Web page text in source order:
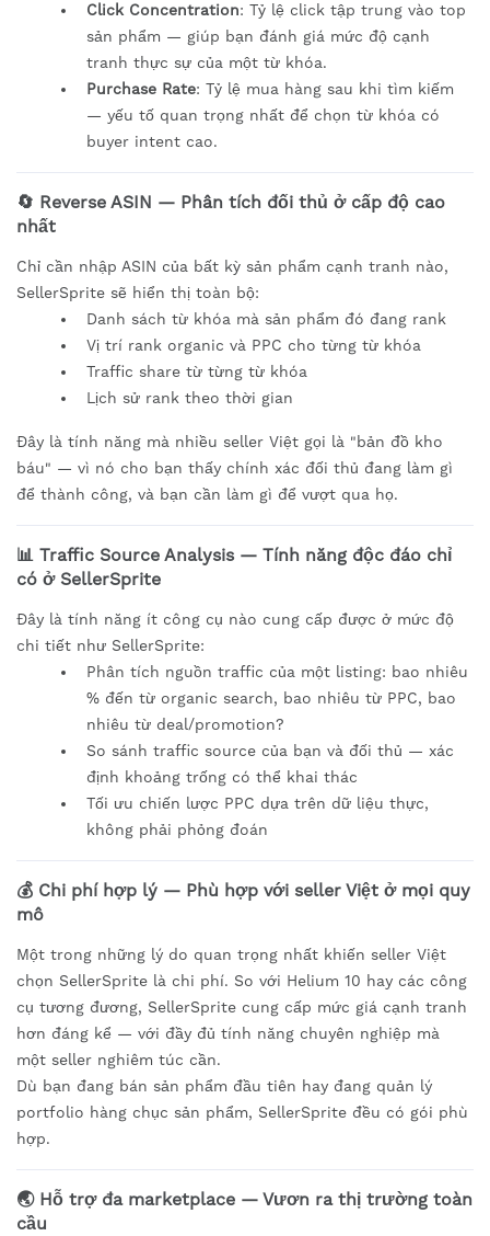
Click Concentration: Tỷ lệ click tập trung vào top
sản phẩm — giúp bạn đánh giá mức độ cạnh
tranh thực sự của một từ khóa.
Purchase Rate: Tỷ lệ mua hàng sau khi tìm kiếm
— yếu tố quan trọng nhất để chọn từ khóa có
buyer intent cao.
🔄 Reverse ASIN — Phân tích đối thủ ở cấp độ cao
nhất
Chỉ cần nhập ASIN của bất kỳ sản phẩm cạnh tranh nào,
SellerSprite sẽ hiển thị toàn bộ:
Danh sách từ khóa mà sản phẩm đó đang rank
Vị trí rank organic và PPC cho từng từ khóa
Traffic share từ từng từ khóa
Lịch sử rank theo thời gian
Đây là tính năng mà nhiều seller Việt gọi là "bản đồ kho
báu" — vì nó cho bạn thấy chính xác đối thủ đang làm gì
để thành công, và bạn cần làm gì để vượt qua họ.
📊 Traffic Source Analysis — Tính năng độc đáo chỉ
có ở SellerSprite
Đây là tính năng ít công cụ nào cung cấp được ở mức độ
chi tiết như SellerSprite:
Phân tích nguồn traffic của một listing: bao nhiêu
% đến từ organic search, bao nhiêu từ PPC, bao
nhiêu từ deal/promotion?
So sánh traffic source của bạn và đối thủ — xác
định khoảng trống có thể khai thác
Tối ưu chiến lược PPC dựa trên dữ liệu thực,
không phải phỏng đoán
💰 Chi phí hợp lý — Phù hợp với seller Việt ở mọi quy
mô
Một trong những lý do quan trọng nhất khiến seller Việt
chọn SellerSprite là chi phí. So với Helium 10 hay các công
cụ tương đương, SellerSprite cung cấp mức giá cạnh tranh
hơn đáng kể — với đầy đủ tính năng chuyên nghiệp mà
một seller nghiêm túc cần.
Dù bạn đang bán sản phẩm đầu tiên hay đang quản lý
portfolio hàng chục sản phẩm, SellerSprite đều có gói phù
hợp.
🌏 Hỗ trợ đa marketplace — Vươn ra thị trường toàn
cầu